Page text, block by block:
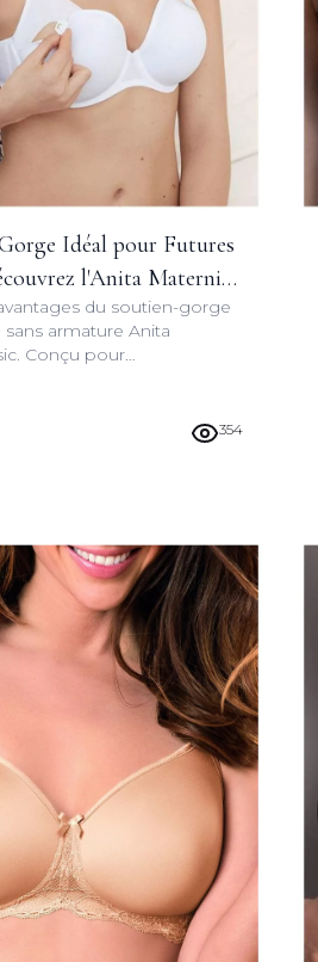
Idéal pour Futures
l'Anita Maternity
du soutien-gorge
armature Anita
Conçu pour
les futures mamans tout au
et de l'allaitement.
354